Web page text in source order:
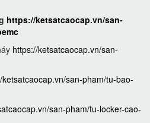
https://ketsatcaocap.vn/san-
https://ketsatcaocap.vn/san-
ketsatcaocap.vn/san-pham/tu-bao-
san-pham/tu-locker-cao-